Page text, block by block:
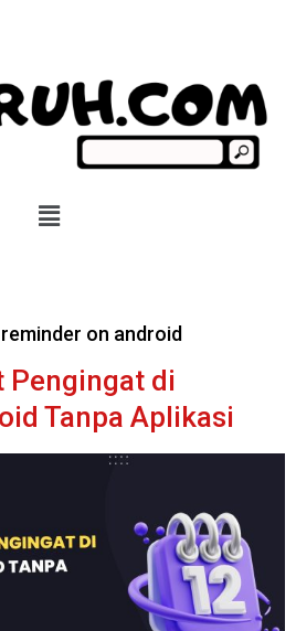
on android
Pengingat di
Tanpa Aplikasi